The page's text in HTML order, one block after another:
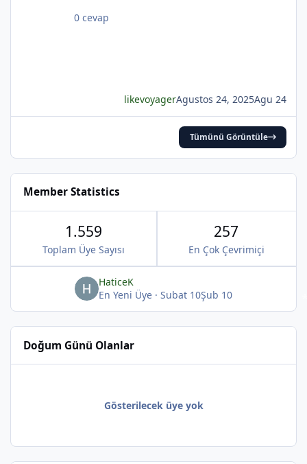
0 cevap
likevoyagerAgustos 24, 2025Agu 24
Tümünü Görüntüle
Member Statistics
1.559
Toplam Üye Sayısı
257
En Çok Çevrimiçi
HaticeK
En Yeni Üye · Subat 10Şub 10
Doğum Günü Olanlar
Gösterilecek üye yok